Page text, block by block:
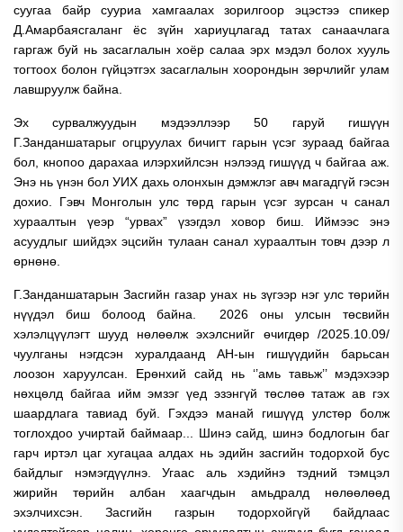
суугаа байр сууриа хамгаалах зорилгоор эцэстээ спикер
Д.Амарбаясгаланг ёс зүйн хариуцлагад татах санаачлага
гаргаж буй нь засаглалын хоёр салаа эрх мэдэл болох хууль
тогтоох болон гүйцэтгэх засаглалын хоорондын зөрчлийг улам
лавшруулж байна.
Эх сурвалжуудын мэдээллээр 50 гаруй гишүүн
Г.Занданшатарыг огцруулах бичигт гарын үсэг зураад байгаа
бол, кнопоо дарахаа илэрхийлсэн нэлээд гишүүд ч байгаа аж.
Энэ нь үнэн бол УИХ дахь олонхын дэмжлэг авч магадгүй гэсэн
дохио. Гэвч Монголын улс төрд гарын үсэг зурсан ч санал
хураалтын үеэр “урвах” үзэгдэл ховор биш. Иймээс энэ
асуудлыг шийдэх эцсийн тулаан санал хураалтын товч дээр л
өрнөнө.
Г.Занданшатарын Засгийн газар унах нь зүгээр нэг улс төрийн
нүүдэл биш болоод байна. 2026 оны улсын төсвийн
хэлэлцүүлэгт шууд нөлөөлж эхэлснийг өчигдөр /2025.10.09/
чуулганы нэгдсэн хуралдаанд АН-ын гишүүдийн барьсан
лоозон харуулсан. Ерөнхий сайд нь ‘’амь тавьж’’ мэдэхээр
нөхцөлд байгаа ийм эмзэг үед эзэнгүй төслөө татаж ав гэх
шаардлага тавиад буй. Гэхдээ манай гишүүд улстөр болж
тоглохдоо учиртай баймаар... Шинэ сайд, шинэ бодлогын баг
гарч иртэл цаг хугацаа алдах нь эдийн засгийн тодорхой бус
байдлыг нэмэгдүүлнэ. Угаас аль хэдийнэ тэдний тэмцэл
жирийн төрийн албан хаагчдын амьдралд нөлөөлөөд
эхэлчихсэн. Засгийн газрын тодорхойгүй байдлаас